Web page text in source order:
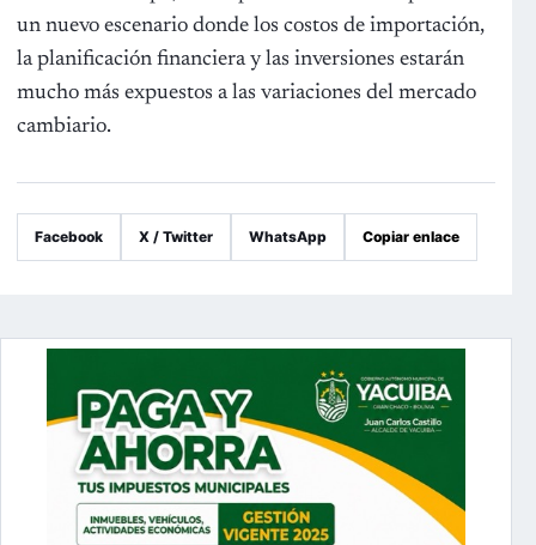
un nuevo escenario donde los costos de importación,
la planificación financiera y las inversiones estarán
mucho más expuestos a las variaciones del mercado
cambiario.
Facebook X / Twitter WhatsApp Copiar enlace